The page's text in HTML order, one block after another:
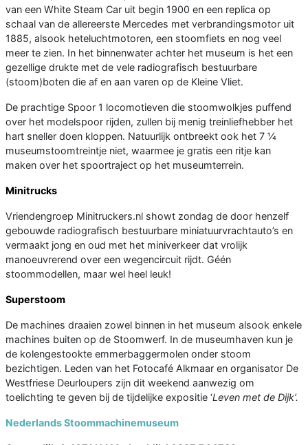
van een White Steam Car uit begin 1900 en een replica op
schaal van de allereerste Mercedes met verbrandingsmotor uit
1885, alsook heteluchtmotoren, een stoomfiets en nog veel
meer te zien. In het binnenwater achter het museum is het een
gezellige drukte met de vele radiografisch bestuurbare
(stoom)boten die af en aan varen op de Kleine Vliet.
De prachtige Spoor 1 locomotieven die stoomwolkjes puffend
over het modelspoor rijden, zullen bij menig treinliefhebber het
hart sneller doen kloppen. Natuurlijk ontbreekt ook het 7 ¼
museumstoomtreintje niet, waarmee je gratis een ritje kan
maken over het spoortraject op het museumterrein.
Minitrucks
Vriendengroep Minitruckers.nl showt zondag de door henzelf
gebouwde radiografisch bestuurbare miniatuurvrachtauto’s en
vermaakt jong en oud met het miniverkeer dat vrolijk
manoeuvrerend over een wegencircuit rijdt. Géén
stoommodellen, maar wel heel leuk!
Superstoom
De machines draaien zowel binnen in het museum alsook enkele
machines buiten op de Stoomwerf. In de museumhaven kun je
de kolengestookte emmerbaggermolen onder stoom
bezichtigen. Leden van het Fotocafé Alkmaar en organisator De
Westfriese Deurloupers zijn dit weekend aanwezig om
toelichting te geven bij de tijdelijke expositie ‘Leven met de Dijk’.
Nederlands Stoommachinemuseum